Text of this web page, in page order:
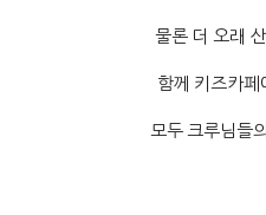
물론 더 오래
함께 키즈카페
모두 크루님들